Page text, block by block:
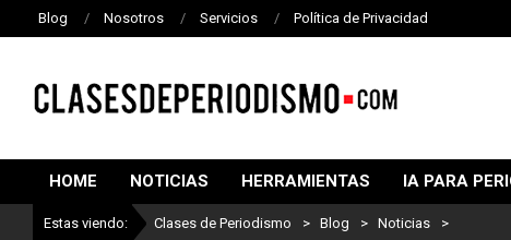
Blog Nosotros Servicios Política de Privacidad
DE
PERIODISMO
HOME NOTICIAS HERRAMIENTAS IA PARA
Estas viendo: Clases de Periodismo > Blog > Noticias >